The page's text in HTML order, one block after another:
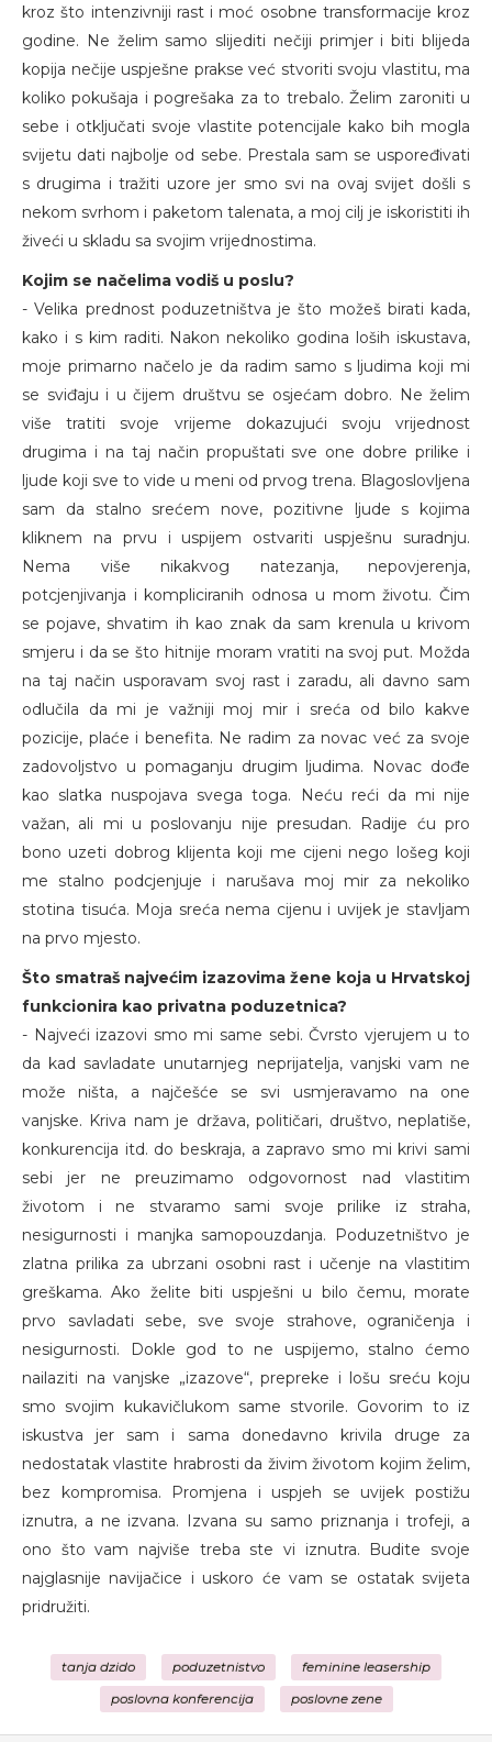
kroz što intenzivniji rast i moć osobne transformacije kroz
godine. Ne želim samo slijediti nečiji primjer i biti blijeda
kopija nečije uspješne prakse već stvoriti svoju vlastitu, ma
koliko pokušaja i pogrešaka za to trebalo. Želim zaroniti u
sebe i otključati svoje vlastite potencijale kako bih mogla
svijetu dati najbolje od sebe. Prestala sam se uspoređivati
s drugima i tražiti uzore jer smo svi na ovaj svijet došli s
nekom svrhom i paketom talenata, a moj cilj je iskoristiti ih
živeći u skladu sa svojim vrijednostima.
Kojim se načelima vodiš u poslu?
- Velika prednost poduzetništva je što možeš birati kada,
kako i s kim raditi. Nakon nekoliko godina loših iskustava,
moje primarno načelo je da radim samo s ljudima koji mi
se sviđaju i u čijem društvu se osjećam dobro. Ne želim
više tratiti svoje vrijeme dokazujući svoju vrijednost
drugima i na taj način propuštati sve one dobre prilike i
ljude koji sve to vide u meni od prvog trena. Blagoslovljena
sam da stalno srećem nove, pozitivne ljude s kojima
kliknem na prvu i uspijem ostvariti uspješnu suradnju.
Nema više nikakvog natezanja, nepovjerenja,
potcjenjivanja i kompliciranih odnosa u mom životu. Čim
se pojave, shvatim ih kao znak da sam krenula u krivom
smjeru i da se što hitnije moram vratiti na svoj put. Možda
na taj način usporavam svoj rast i zaradu, ali davno sam
odlučila da mi je važniji moj mir i sreća od bilo kakve
pozicije, plaće i benefita. Ne radim za novac već za svoje
zadovoljstvo u pomaganju drugim ljudima. Novac dođe
kao slatka nuspojava svega toga. Neću reći da mi nije
važan, ali mi u poslovanju nije presudan. Radije ću pro
bono uzeti dobrog klijenta koji me cijeni nego lošeg koji
me stalno podcjenjuje i narušava moj mir za nekoliko
stotina tisuća. Moja sreća nema cijenu i uvijek je stavljam
na prvo mjesto.
Što smatraš najvećim izazovima žene koja u Hrvatskoj
funkcionira kao privatna poduzetnica?
- Najveći izazovi smo mi same sebi. Čvrsto vjerujem u to
da kad savladate unutarnjeg neprijatelja, vanjski vam ne
može ništa, a najčešće se svi usmjeravamo na one
vanjske. Kriva nam je država, političari, društvo, neplatiše,
konkurencija itd. do beskraja, a zapravo smo mi krivi sami
sebi jer ne preuzimamo odgovornost nad vlastitim
životom i ne stvaramo sami svoje prilike iz straha,
nesigurnosti i manjka samopouzdanja. Poduzetništvo je
zlatna prilika za ubrzani osobni rast i učenje na vlastitim
greškama. Ako želite biti uspješni u bilo čemu, morate
prvo savladati sebe, sve svoje strahove, ograničenja i
nesigurnosti. Dokle god to ne uspijemo, stalno ćemo
nailaziti na vanjske „izazove“, prepreke i lošu sreću koju
smo svojim kukavičlukom same stvorile. Govorim to iz
iskustva jer sam i sama donedavno krivila druge za
nedostatak vlastite hrabrosti da živim životom kojim želim,
bez kompromisa. Promjena i uspjeh se uvijek postižu
iznutra, a ne izvana. Izvana su samo priznanja i trofeji, a
ono što vam najviše treba ste vi iznutra. Budite svoje
najglasnije navijačice i uskoro će vam se ostatak svijeta
pridružiti.
tanja dzido poduzetnistvo feminine leasership
poslovna konferencija poslovne zene